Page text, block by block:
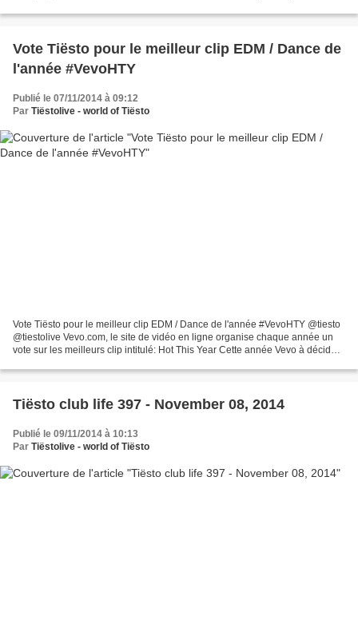
Vote Tiësto pour le meilleur clip EDM / Dance de
l'année #VevoHTY
Publié le 07/11/2014 à 09:12
Par Tiëstolive - world of Tiësto
Vote Tiësto pour le meilleur clip EDM / Dance de l'année #VevoHTY @tiesto
@tiestolive Vevo.com, le site de vidéo en ligne organise chaque année un
vote sur les meilleurs clip intitulé: Hot This Year Cette année Vevo à décidé
Tiësto club life 397 - November 08, 2014
Publié le 09/11/2014 à 10:13
Par Tiëstolive - world of Tiësto